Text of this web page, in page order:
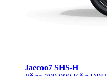
Jaecoo7 SHS-H